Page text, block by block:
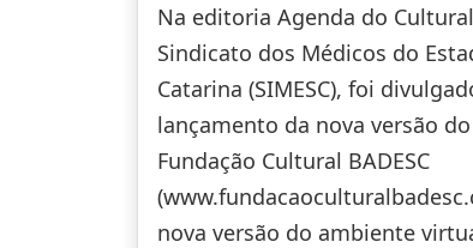
Na editoria Agenda do
Sindicato dos Médicos do
Catarina (SIMESC), foi
lançamento da nova versão
Fundação Cultural BADESC
nova versão do ambiente